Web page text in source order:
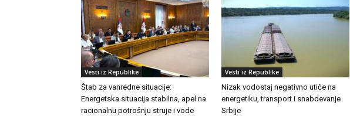
Vesti iz Republike
Štab za vanredne situacije:
Energetska situacija stabilna, apel na
racionalnu potrošnju struje i vode
Vesti iz Republike
Nizak vodostaj negativno utiče na
energetiku, transport i snabdevanje
Srbije